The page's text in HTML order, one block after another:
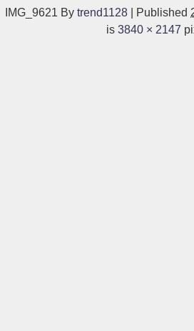
IMG_9621 By trend1128 Published
is 3840 × 2147